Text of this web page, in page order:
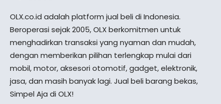
OLX.co.id adalah platform jual beli di Indonesia.
Beroperasi sejak 2005, OLX berkomitmen untuk
menghadirkan transaksi yang nyaman dan mudah,
dengan memberikan pilihan terlengkap mulai dari
mobil, motor, aksesori otomotif, gadget, elektronik,
jasa, dan masih banyak lagi. Jual beli barang bekas,
Simpel Aja di OLX!